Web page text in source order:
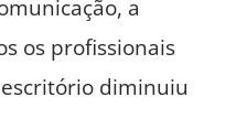
a
os profissionais
diminuiu